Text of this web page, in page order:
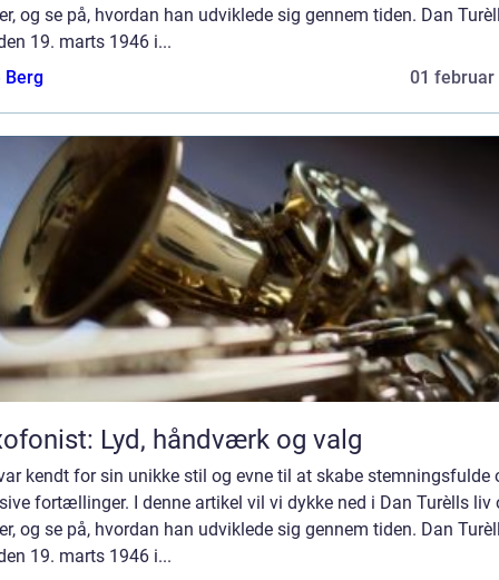
og se på, hvordan han udviklede sig gennem tiden. Dan
19. marts 1946 i...
Berg
01 februar
Lyd, håndværk og valg
kendt for sin unikke stil og evne til at skabe stemningsfulde
fortællinger. I denne artikel vil vi dykke ned i Dan Turèlls liv
og se på, hvordan han udviklede sig gennem tiden. Dan
19. marts 1946 i...